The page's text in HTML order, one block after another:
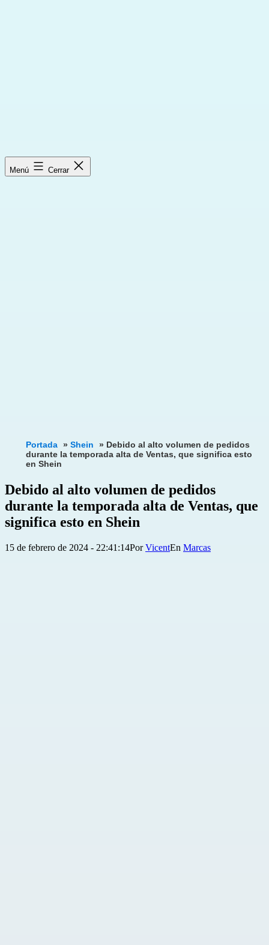
Menú Cerrar
Portada » Shein » Debido al alto volumen de pedidos
durante la temporada alta de Ventas, que significa esto
en Shein
Debido al alto volumen de pedidos
durante la temporada alta de Ventas, que
significa esto en Shein
Publicada
15 de febrero de 2024 - 22:41:14PorVicent
Categorizado
Marcas